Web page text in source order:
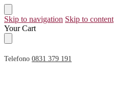
Skip to navigation Skip to content
Your Cart
Telefono 0831 379 191